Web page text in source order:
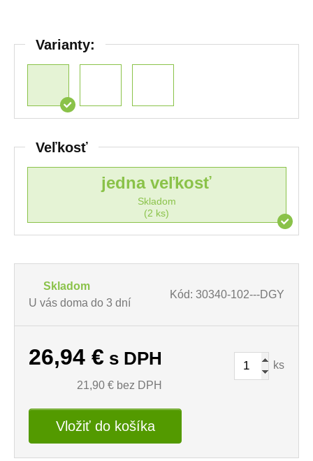
Varianty:
Veľkosť
jedna veľkosť
Skladom
(2 ks)
Skladom
U vás doma do 3 dní
Kód: 30340-102---DGY
26,94 € s DPH
21,90 € bez DPH
ks
Vložiť do košíka